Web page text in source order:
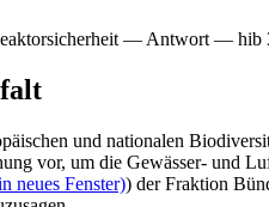
— Antwort — hib
und nationalen
vor, um die Gewässer- und
neues Fenster)) der Fraktion